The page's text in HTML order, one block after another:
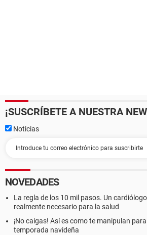
¡SUSCRÍBETE A NUESTRA
Noticias
NOVEDADES
La regla de los 10 mil pasos. Un
realmente necesario para la salud
¡No caigas! Así es como te manipulan
temporada navideña